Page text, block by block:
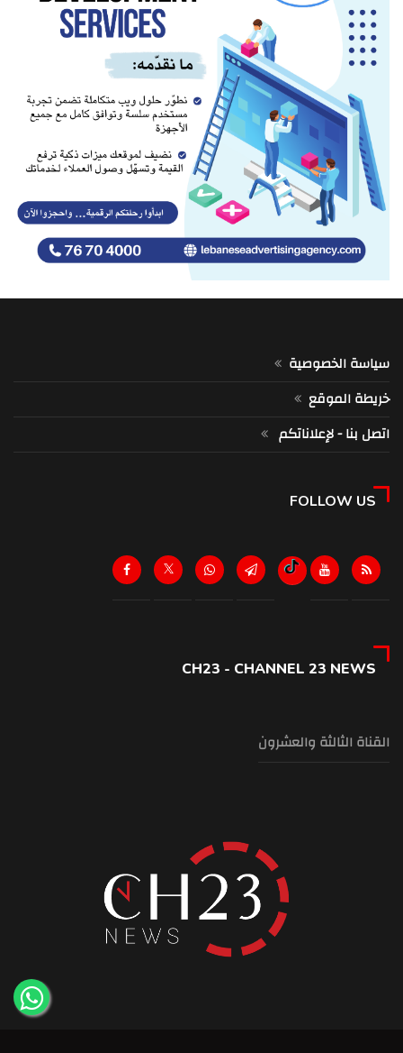
سياسة الخصوصية
خريطة الموقع
اتصل بنا - لإعلاناتكم
FOLLOW US
CH23 - CHANNEL 23 NEWS
القناة الثالثة والعشرون